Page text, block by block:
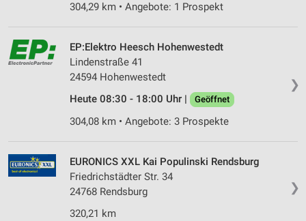
304,29 km • Angebote: 1 Prospekt
❯
EP:Elektro Heesch Hohenwestedt
Lindenstraße 41
24594 Hohenwestedt
Heute 08:30 - 18:00 Uhr |
Geöffnet
304,08 km • Angebote: 3 Prospekte
❯
EURONICS XXL Kai Populinski Rendsburg
Friedrichstädter Str. 34
24768 Rendsburg
320,21 km